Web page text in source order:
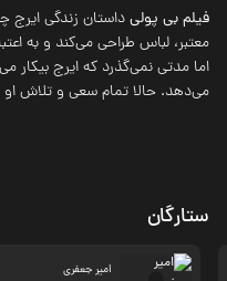
فیلم بی پولیداستان زندگی ایرج
معتبر، لباس طراحی می‌کند و به
اما مدتی نمی‌گذرد که ایرج
می‌دهد. حالا تمام سعی و تلاش او
ستارگان
امیر جعفری